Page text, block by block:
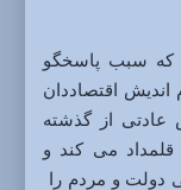
که سبب پاسخگو
اقتصاددان
عادتی از گذشته
قلمداد می کند و
دولت و مردم را